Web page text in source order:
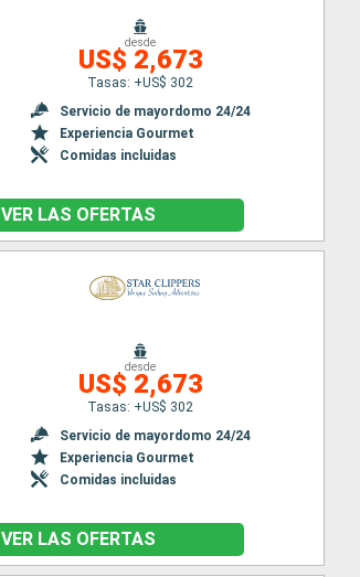
desde
US$ 2,673
Tasas: +US$ 302
Servicio de mayordomo 24/24
Experiencia Gourmet
Comidas incluidas
VER LAS OFERTAS
desde
US$ 2,673
Tasas: +US$ 302
Servicio de mayordomo 24/24
Experiencia Gourmet
Comidas incluidas
VER LAS OFERTAS